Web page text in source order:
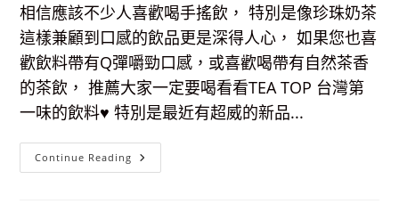
推
薦。
相信應該不少人喜歡喝手搖飲， 特別是像珍珠奶茶
這樣兼顧到口感的飲品更是深得人心， 如果您也喜
歡飲料帶有Q彈嚼勁口感，或喜歡喝帶有自然茶香
的茶飲， 推薦大家一定要喝看看TEA TOP 台灣第
一味的飲料♥ 特別是最近有超威的新品...
Continue Reading 【南
港